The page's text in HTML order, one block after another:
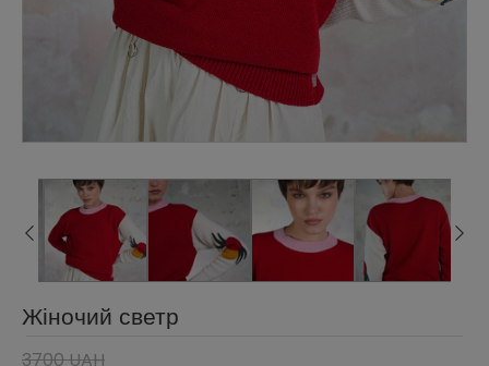
Жіночий светр
3700 UAH